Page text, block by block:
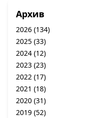
Архив
2026 (134)
2025 (33)
2024 (12)
2023 (23)
2022 (17)
2021 (18)
2020 (31)
2019 (52)